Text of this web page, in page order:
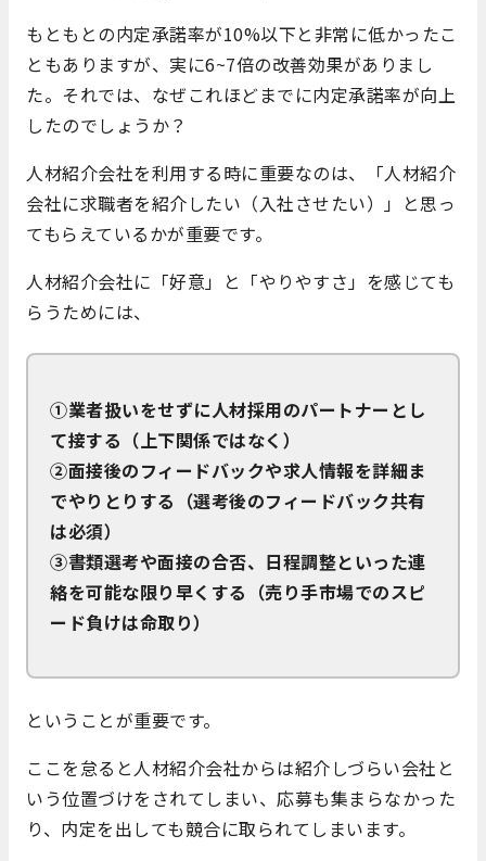
もともとの内定承諾率が10%以下と非常に低かったこ
ともありますが、実に6~7倍の改善効果がありまし
た。それでは、なぜこれほどまでに内定承諾率が向上
したのでしょうか？
人材紹介会社を利用する時に重要なのは、「人材紹介
会社に求職者を紹介したい（入社させたい）」と思っ
てもらえているかが重要です。
人材紹介会社に「好意」と「やりやすさ」を感じても
らうためには、
①業者扱いをせずに人材採用のパートナーとし
て接する（上下関係ではなく）
②面接後のフィードバックや求人情報を詳細ま
でやりとりする（選考後のフィードバック共有
は必須）
③書類選考や面接の合否、日程調整といった連
絡を可能な限り早くする（売り手市場でのスピ
ード負けは命取り）
ということが重要です。
ここを怠ると人材紹介会社からは紹介しづらい会社と
いう位置づけをされてしまい、応募も集まらなかった
り、内定を出しても競合に取られてしまいます。